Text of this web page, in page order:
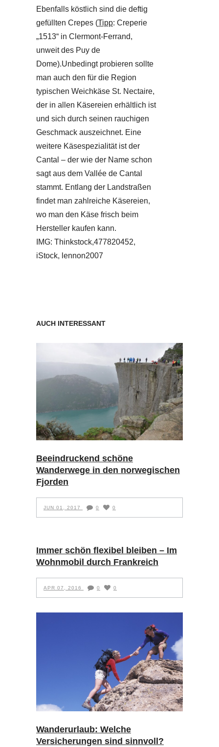
Ebenfalls köstlich sind die deftig
gefüllten Crepes (Tipp: Creperie
„1513“ in Clermont-Ferrand,
unweit des Puy de
Dome).Unbedingt probieren sollte
man auch den für die Region
typischen Weichkäse St. Nectaire,
der in allen Käsereien erhältlich ist
und sich durch seinen rauchigen
Geschmack auszeichnet. Eine
weitere Käsespezialität ist der
Cantal – der wie der Name schon
sagt aus dem Vallée de Cantal
stammt. Entlang der Landstraßen
findet man zahlreiche Käsereien,
wo man den Käse frisch beim
Hersteller kaufen kann.
IMG: Thinkstock,477820452,
iStock, lennon2007
AUCH INTERESSANT
Beeindruckend schöne
Wanderwege in den norwegischen
Fjorden
JUN 01, 2017 0 0
Immer schön flexibel bleiben – Im
Wohnmobil durch Frankreich
APR 07, 2016 0 0
Wanderurlaub: Welche
Versicherungen sind sinnvoll?